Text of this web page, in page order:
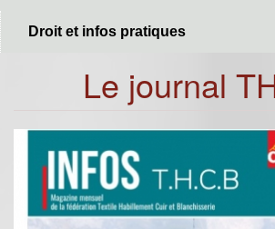
Droit et infos pratiques
Le journal